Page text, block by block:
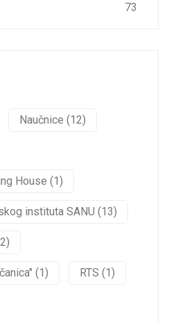
73
Naučnice (12)
House (1)
instituta SANU (13)
(1) RTS (1)